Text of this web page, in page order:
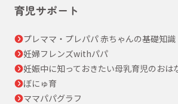
育児サポート
プレママ・プレパパ 赤ちゃんの基礎知識
妊婦フレンズwithパパ
妊娠中に知っておきたい母乳育児のおは
ぼにゅ育
ママパパグラフ